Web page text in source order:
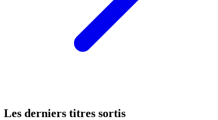
Les derniers titres sortis